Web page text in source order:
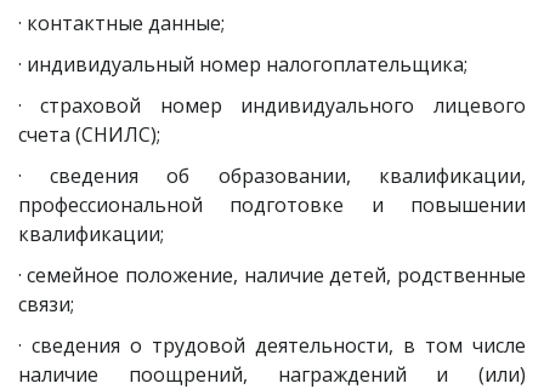
· контактные данные;
· индивидуальный номер налогоплательщика;
· страховой номер индивидуального лицевого
счета (СНИЛС);
· сведения об образовании, квалификации,
профессиональной подготовке и повышении
квалификации;
· семейное положение, наличие детей, родственные
связи;
· сведения о трудовой деятельности, в том числе
наличие поощрений, награждений и (или)